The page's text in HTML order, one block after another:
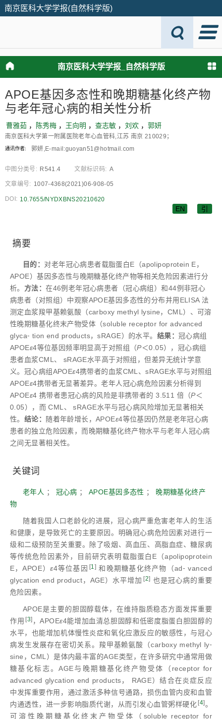
南京医科大学学报(自然科学版)
南京医科大学学报_自然科学版
引
EN
APOE基因多态性和晚期糖基化终产物
与老年冠心病的相关性分析
曹雅茹 ， 陈秀梅 ， 王向明 ， 查志敏 ， 刘欢 ， 郭妍
南京医科大学第一附属医院老年心血管科,江苏 南京 210029；
通讯作者: 郭妍,E⁃mail:guoyan51@hotmail.com
中图分类号: R541.4 文献标识码: A
文章编号: 1007-4368(2021)06-908-05
DOI: 10.7655/NYDXBNS20210620
摘要
目的： 对老年冠心病患者载脂蛋白E（apolipoprotein E，
APOE）基因多态性与晚期糖基化终产物等相关危险因素进行分
析。 方法：在46例老年冠心病患者（冠心病组）和44例非冠心
病患者（对照组）中观察APOE基因多态性的分布并用ELISA 法
测定血浆羧甲基赖氨酸（carboxy methyl lysine，CML）、可溶
性晚期糖基化终末产物受体（soluble receptor for advanced
glyca⁃ tion end products，sRAGE）的水平。 结果： 冠心病组
APOEε4等位基因频率明显高于对照组（P＜0.05），冠心病组
患者血浆CML、 sRAGE水平高于对照组，但差异无统计学意
义。冠心病组APOEε4携带者的血浆CML、sRAGE水平与对照组
APOEε4携带者无显著差异。老年人冠心病危险因素分析得到
APOEε4 携带者患冠心病的风险是非携带者的 3.511 倍（P＜
0.05），而 CML、 sRAGE水平与冠心病风险增加无显著相关
性。 结论： 随着年龄增长，APOEε4等位基因仍然是老年冠心病
患者的独立危险因素，而晚期糖基化终产物水平与老年人冠心病
之间无显著相关性。
关键词
老年人 ； 冠心病 ；APOE基因多态性 ；
晚期糖基化终产
物
随着我国人口老龄化的进展，冠心病严重危害老年人的生活
和健康，是导致死亡的主要原因。明确冠心病危险因素对进行一
级和二级预防至关重要。除了吸烟、高血压、高脂血症、糖尿病
等传统危险因素外，目前研究表明载脂蛋白E（apolipoprotein
E，APOE）ε4等位基因 [1] 和晚期糖基化终产物（ad⁃ vanced
glycation end product，AGE）水平增加 [2] 也是冠心病的重要
危险因素。
APOE是主要的胆固醇载体，在维持脂质稳态方面发挥重要
作用 [3] ，APOEε4能增加血清总胆固醇和低密度脂蛋白胆固醇的
水平，也能增加机体慢性炎症和氧化应激反应的敏感性，与冠心
病发生发展存在密切关系。羧甲基赖氨酸（carboxy methyl ly⁃
sine，CML）是体内最丰富的AGE类型，在许多研究中通常用做
糖基化标志。AGE与晚期糖基化终产物受体（receptor for
advanced glycation end products， RAGE）结合在炎症反应
中发挥重要作用，通过激活多种信号通路，损伤血管内皮和血管
内通透性，进一步影响脂质代谢，从而引发心血管粥样硬化 [4]。
可溶性晚期糖基化终末产物受体（soluble receptor for